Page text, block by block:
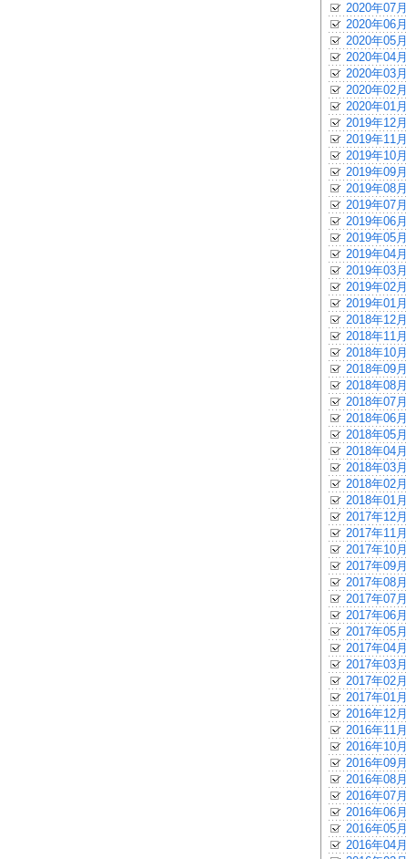
2020年07月
2020年06月
2020年05月
2020年04月
2020年03月
2020年02月
2020年01月
2019年12月
2019年11月
2019年10月
2019年09月
2019年08月
2019年07月
2019年06月
2019年05月
2019年04月
2019年03月
2019年02月
2019年01月
2018年12月
2018年11月
2018年10月
2018年09月
2018年08月
2018年07月
2018年06月
2018年05月
2018年04月
2018年03月
2018年02月
2018年01月
2017年12月
2017年11月
2017年10月
2017年09月
2017年08月
2017年07月
2017年06月
2017年05月
2017年04月
2017年03月
2017年02月
2017年01月
2016年12月
2016年11月
2016年10月
2016年09月
2016年08月
2016年07月
2016年06月
2016年05月
2016年04月